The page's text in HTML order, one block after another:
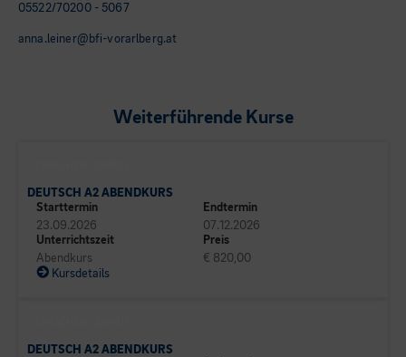
05522/70200 - 5067
anna.leiner@bfi-vorarlberg.at
Weiterführende Kurse
DEUTSCH A2 ABENDKURS
Starttermin
23.09.2026
Endtermin
07.12.2026
Unterrichtszeit
Abendkurs
Preis
€ 820,00
Kursdetails
DEUTSCH A2 ABENDKURS